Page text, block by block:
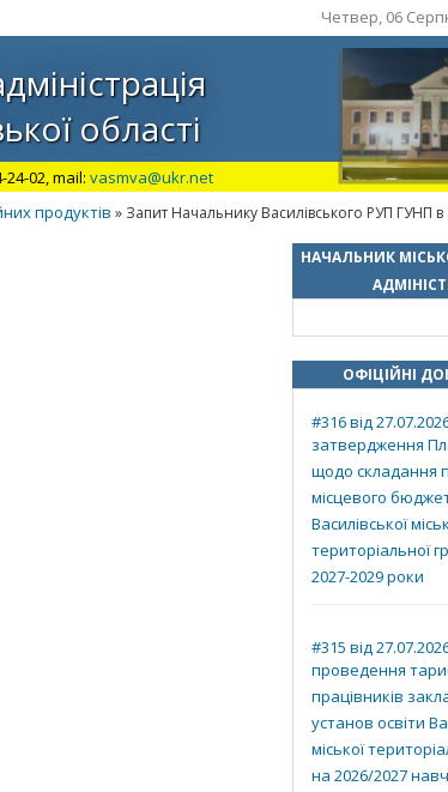
Четвер, 06
області
02, mail: vasmva@ukr.net
продуктів » Запит Начальнику Василівського РУП ГУНП в
НАЧАЛЬНИК
ОФІЦІЙНІ
#316 від
затвердження
щодо складання
місцевого
Василівської
територіальної
2027-2029 роки
#315 від
проведення
працівників
установ освіти
міської
на 2026/2027